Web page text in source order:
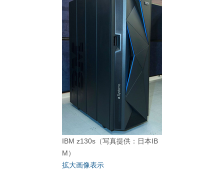
IBM z130s（写真提供：日本IB
M）
拡大画像表示